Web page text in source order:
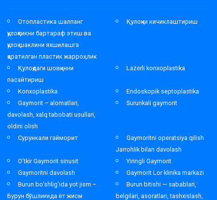
Отопластика шалпанг
қулоқликни бартараф этиш ва
қулоқ шаклини яхшилашга
қаратилган пластик жарроҳлик
Қулоқни кичиклаштириш
Қулоқдаги шовқинни
пасайтириш
Lazerli konxoplastika
Konxoplastika
Endoskopik septoplastika
Gaymorit – alomatlari,
davolash, xalq tabobati usullari,
oldini olish
Surunkali gaymorit
Сурункали гайморит
Gaymoritni operatsiya qilish
Jarrohlik bilan davolash
O’tkir Gaymorit sinusit
Yiringli Gaymorit
Gaymoritni davolash
Gaymorit Lor klinika markazi
Burun bo’shlig’ida yot jism –
Бурун бўшлиғида ёт жисм
Burun bitishi — sabablari,
belgilari, asoratlari, tashxislash,